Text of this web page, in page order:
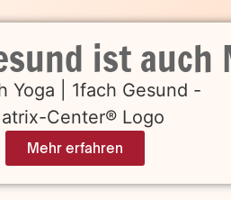
ist
Mehr erfahren